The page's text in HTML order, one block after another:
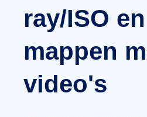
ray/ISO en
mappen
video's